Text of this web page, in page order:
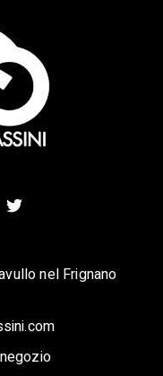
nel Frignano